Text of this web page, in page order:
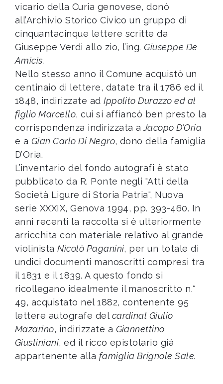
vicario della Curia genovese, donò
all’Archivio Storico Civico un gruppo di
cinquantacinque lettere scritte da
Giuseppe Verdi allo zio, l’ing.Giuseppe De
Amicis.
Nello stesso anno il Comune acquistò un
centinaio di lettere, datate tra il 1786 ed il
1848, indirizzate adIppolito Durazzo ed al
figlio Marcello, cui si affiancò ben presto la
corrispondenza indirizzata a Jacopo D’Oria
e a Gian Carlo Di Negro, dono della famiglia
D’Oria.
L’inventario del fondo autografi è stato
pubblicato da R. Ponte negli "Atti della
Società Ligure di Storia Patria", Nuova
serie XXXIX, Genova 1994, pp. 393-460. In
anni recenti la raccolta si è ulteriormente
arricchita con materiale relativo al grande
violinistaNicolò Paganini, per un totale di
undici documenti manoscritti compresi tra
il 1831 e il 1839. A questo fondo si
ricollegano idealmente il manoscritto n.°
49, acquistato nel 1882, contenente 95
lettere autografe del cardinal Giulio
Mazarino, indirizzate a Giannettino
Giustiniani, ed il ricco epistolario già
appartenente alla famiglia Brignole Sale.